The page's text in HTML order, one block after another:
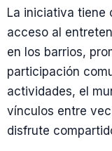
La iniciativa tiene
acceso al
en los barrios,
participación
actividades, el
vínculos entre
disfrute